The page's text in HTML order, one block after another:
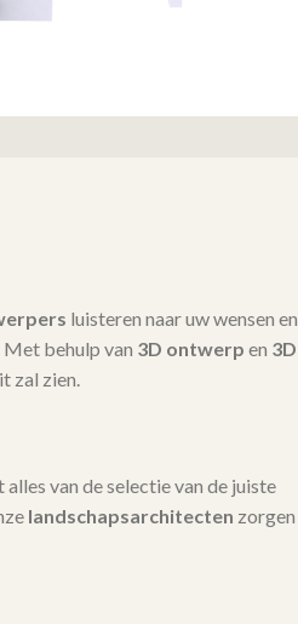
luisteren naar uw wensen en
behulp van 3D ontwerp en 3D
zal zien.
van de selectie van de juiste
landschapsarchitecten zorgen